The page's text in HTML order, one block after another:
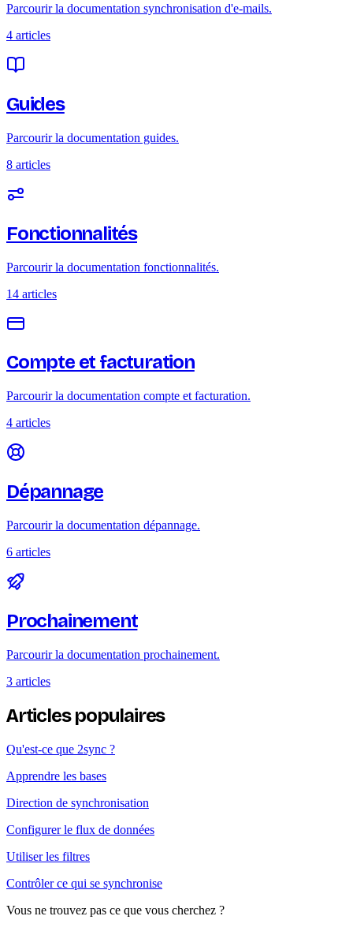
Parcourir la documentation synchronisation d'e-mails.
4 articles
Guides
Parcourir la documentation guides.
8 articles
Fonctionnalités
Parcourir la documentation fonctionnalités.
14 articles
Compte et facturation
Parcourir la documentation compte et facturation.
4 articles
Dépannage
Parcourir la documentation dépannage.
6 articles
Prochainement
Parcourir la documentation prochainement.
3 articles
Articles populaires
Qu'est-ce que 2sync ?
Apprendre les bases
Direction de synchronisation
Configurer le flux de données
Utiliser les filtres
Contrôler ce qui se synchronise
Vous ne trouvez pas ce que vous cherchez ?